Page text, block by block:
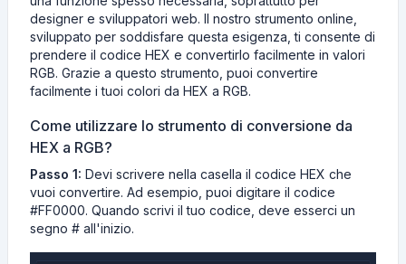
designer e sviluppatori web. Il nostro strumento online,
sviluppato per soddisfare questa esigenza, ti consente di
prendere il codice HEX e convertirlo facilmente in valori
RGB. Grazie a questo strumento, puoi convertire
facilmente i tuoi colori da HEX a RGB.
Come utilizzare lo strumento di conversione da
HEX a RGB?
Passo 1: Devi scrivere nella casella il codice HEX che
vuoi convertire. Ad esempio, puoi digitare il codice
#FF0000. Quando scrivi il tuo codice, deve esserci un
segno # all'inizio.